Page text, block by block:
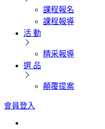
課程報名
課程報導
活 動
精采報導
選 品
顛覆提案
會員登入